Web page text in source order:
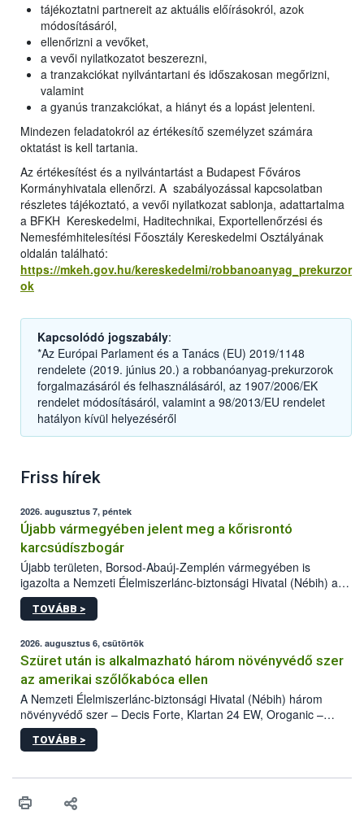
tájékoztatni partnereit az aktuális előírásokról, azok
módosításáról,
ellenőrizni a vevőket,
a vevői nyilatkozatot beszerezni,
a tranzakciókat nyilvántartani és időszakosan megőrizni,
valamint
a gyanús tranzakciókat, a hiányt és a lopást jelenteni.
Mindezen feladatokról az értékesítő személyzet számára
oktatást is kell tartania.
Az értékesítést és a nyilvántartást a Budapest Főváros
Kormányhivatala ellenőrzi. A szabályozással kapcsolatban
részletes tájékoztató, a vevői nyilatkozat sablonja, adattartalma
a BFKH Kereskedelmi, Haditechnikai, Exportellenőrzési és
Nemesfémhitelesítési Főosztály Kereskedelmi Osztályának
oldalán található:
https://mkeh.gov.hu/kereskedelmi/robbanoanyag_prekurzor
ok
Kapcsolódó jogszabály:
*Az Európai Parlament és a Tanács (EU) 2019/1148
rendelete (2019. június 20.) a robbanóanyag-prekurzorok
forgalmazásáról és felhasználásáról, az 1907/2006/EK
rendelet módosításáról, valamint a 98/2013/EU rendelet
hatályon kívül helyezéséről
Friss hírek
2026. augusztus 7, péntek
Újabb vármegyében jelent meg a kőrisrontó
karcsúdíszbogár
Újabb területen, Borsod-Abaúj-Zemplén vármegyében is
igazolta a Nemzeti Élelmiszerlánc-biztonsági Hivatal (Nébih) a
kőrisrontó karcsúdíszbogár (Agrilus planipennis) jelenlétét. A
kártevőt nem csak színcsapdában találták meg, de már fertőzött
az intenzív felderítést, emellett az intézkedéseket a szlovák
hatósággal is összehangolják a terjedés megállítása érdekében.
TOVÁBB >
2026. augusztus 6, csütörtök
Szüret után is alkalmazható három növényvédő szer
az amerikai szőlőkabóca ellen
A Nemzeti Élelmiszerlánc-biztonsági Hivatal (Nébih) három
növényvédő szer – Decis Forte, Klartan 24 EW, Oroganic –
engedélyokiratát módosította, így azok a szüretet követően,
egészen a vesszőérettség (BBCH 91) stádiumáig
érésű szőlőkben is legyen lehetőség a károsító elleni további
felhasználók számára is elérhető és ökológiai termesztésben is
TOVÁBB >